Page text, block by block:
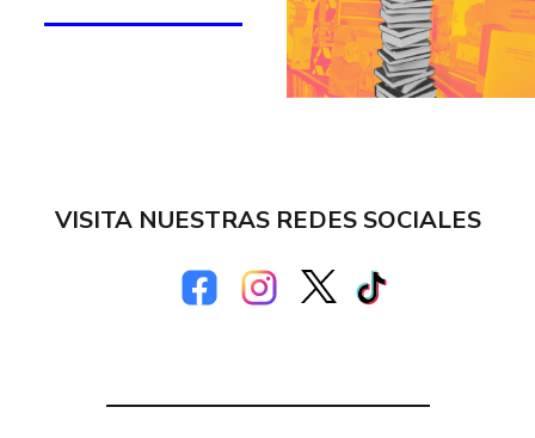
VISITA NUESTRAS REDES SOCIALES